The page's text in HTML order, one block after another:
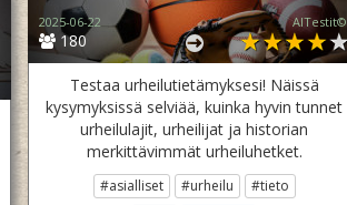
180
2025-06-22 AITestit©️
Testaa urheilutietämyksesi! Näissä
kysymyksissä selviää, kuinka hyvin tunnet
urheilulajit, urheilijat ja historian
merkittävimmät urheiluhetket.
#asialliset #urheilu
#tieto